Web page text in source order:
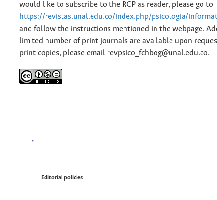
would like to subscribe to the RCP as reader, please go to
https://revistas.unal.edu.co/index.php/psicologia/
and follow the instructions mentioned in the webpage.
limited number of print journals are available upon
print copies, please email revpsico_fchbog@unal.edu.co.
Editorial policies